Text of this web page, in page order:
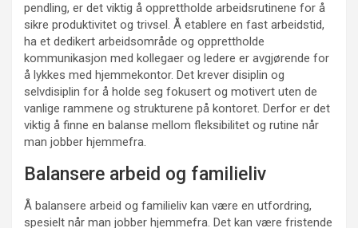
pendling, er det viktig å opprettholde arbeidsrutinene for å
sikre produktivitet og trivsel. Å etablere en fast arbeidstid,
ha et dedikert arbeidsområde og opprettholde
kommunikasjon med kollegaer og ledere er avgjørende for
å lykkes med hjemmekontor. Det krever disiplin og
selvdisiplin for å holde seg fokusert og motivert uten de
vanlige rammene og strukturene på kontoret. Derfor er det
viktig å finne en balanse mellom fleksibilitet og rutine når
man jobber hjemmefra.
Balansere arbeid og familieliv
Å balansere arbeid og familieliv kan være en utfordring,
spesielt når man jobber hjemmefra. Det kan være fristende